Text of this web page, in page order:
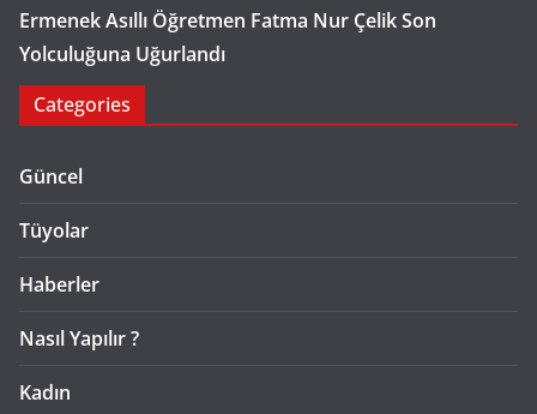
Ermenek Asıllı Öğretmen Fatma Nur Çelik Son
Yolculuğuna Uğurlandı
Categories
Güncel
Tüyolar
Haberler
Nasıl Yapılır ?
Kadın